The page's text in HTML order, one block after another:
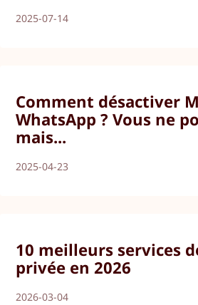
2025-07-14
Comment désactiver
WhatsApp ? Vous ne
mais...
2025-04-23
10 meilleurs services
privée en 2026
2026-03-04